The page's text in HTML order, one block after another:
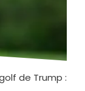
de Trump :